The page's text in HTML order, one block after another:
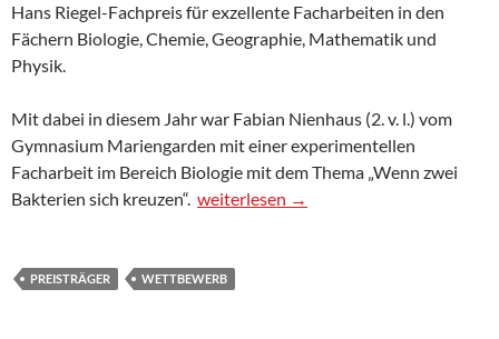
Hans Riegel-Fachpreis für exzellente Facharbeiten in den
Fächern Biologie, Chemie, Geographie, Mathematik und
Physik.
Mit dabei in diesem Jahr war Fabian Nienhaus (2. v. l.) vom
Gymnasium Mariengarden mit einer experimentellen
Facharbeit im Bereich Biologie mit dem Thema „Wenn zwei
Bakterien sich kreuzen“. Mariengardener ist Preisträger!
weiterlesen →
PREISTRÄGER WETTBEWERB